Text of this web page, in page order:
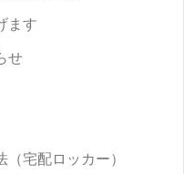
ます
せ
宅配ロッカー）